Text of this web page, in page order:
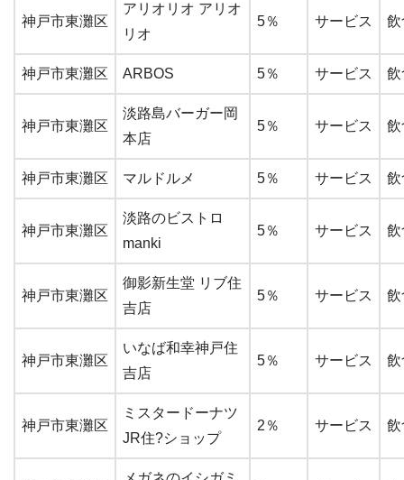
神戸市東灘区
アリオリオ アリオ
リオ
5％ サービス 飲
神戸市東灘区 ARBOS 5％ サービス 飲
神戸市東灘区
淡路島バーガー岡
本店
5％ サービス 飲
神戸市東灘区 マルドルメ 5％ サービス 飲
神戸市東灘区
淡路のビストロ
manki
5％ サービス 飲
神戸市東灘区
御影新生堂 リブ住
吉店
5％ サービス 飲
神戸市東灘区
いなば和幸神戸住
吉店
5％ サービス 飲
神戸市東灘区
ミスタードーナツ
JR住?ショップ
2％ サービス 飲